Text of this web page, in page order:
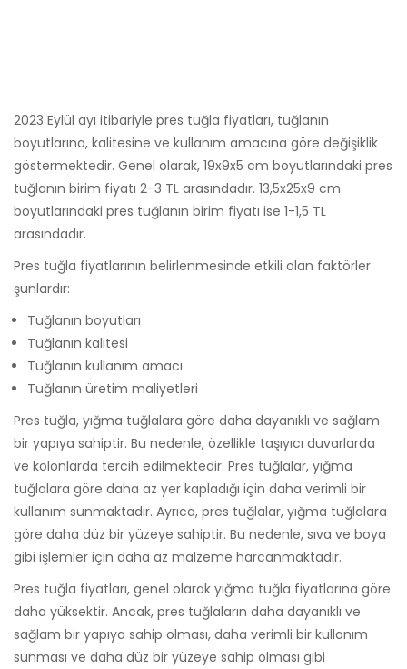
2023 Eylül ayı itibariyle pres tuğla fiyatları, tuğlanın
boyutlarına, kalitesine ve kullanım amacına göre değişiklik
göstermektedir. Genel olarak, 19x9x5 cm boyutlarındaki pres
tuğlanın birim fiyatı 2-3 TL arasındadır. 13,5x25x9 cm
boyutlarındaki pres tuğlanın birim fiyatı ise 1-1,5 TL
arasındadır.
Pres tuğla fiyatlarının belirlenmesinde etkili olan faktörler
şunlardır:
Tuğlanın boyutları
Tuğlanın kalitesi
Tuğlanın kullanım amacı
Tuğlanın üretim maliyetleri
Pres tuğla, yığma tuğlalara göre daha dayanıklı ve sağlam
bir yapıya sahiptir. Bu nedenle, özellikle taşıyıcı duvarlarda
ve kolonlarda tercih edilmektedir. Pres tuğlalar, yığma
tuğlalara göre daha az yer kapladığı için daha verimli bir
kullanım sunmaktadır. Ayrıca, pres tuğlalar, yığma tuğlalara
göre daha düz bir yüzeye sahiptir. Bu nedenle, sıva ve boya
gibi işlemler için daha az malzeme harcanmaktadır.
Pres tuğla fiyatları, genel olarak yığma tuğla fiyatlarına göre
daha yüksektir. Ancak, pres tuğlaların daha dayanıklı ve
sağlam bir yapıya sahip olması, daha verimli bir kullanım
sunması ve daha düz bir yüzeye sahip olması gibi